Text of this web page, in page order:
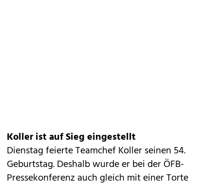
Koller ist auf Sieg eingestellt
Dienstag feierte Teamchef Koller seinen 54.
Geburtstag. Deshalb wurde er bei der ÖFB-
Pressekonferenz auch gleich mit einer Torte